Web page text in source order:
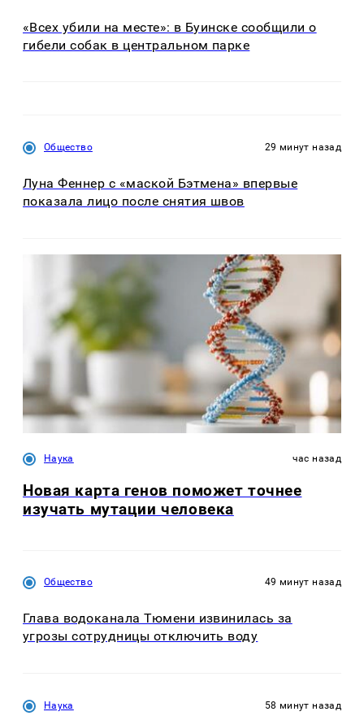
«Всех убили на месте»: в Буинске сообщили о
гибели собак в центральном парке
Общество 29 минут назад
Луна Феннер с «маской Бэтмена» впервые
показала лицо после снятия швов
Наука час назад
Новая карта генов поможет точнее
изучать мутации человека
Общество 49 минут назад
Глава водоканала Тюмени извинилась за
угрозы сотрудницы отключить воду
Наука 58 минут назад